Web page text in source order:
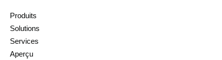
Produits
Solutions
Services
Aperçu